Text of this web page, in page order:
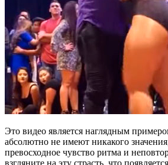
Это видео является наглядным
абсолютно не имеют никакого
превосходное чувство ритма и